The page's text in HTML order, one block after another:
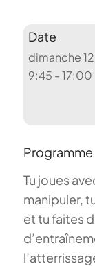
Date
dimanche
9:45 - 17:00
Programme
Tu joues
manipuler,
et tu faites